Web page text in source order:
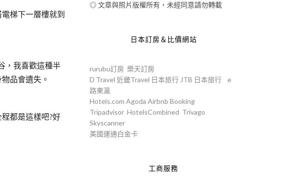
梯下一層樓就到
，我喜歡這種半
品會遺失。
都是這樣吧?好
◎ 文章與照片版權所有，未經同意請勿轉載
日本訂房＆比價網站
rurubu訂房 樂天訂房
D Travel 近畿Travel 日本旅行 JTB 日本旅行
e
路東瀛
Hotels.com Agoda Airbnb Booking
Tripadvisor HotelsCombined Trivago
Skyscanner
美國運通白金卡
工商服務